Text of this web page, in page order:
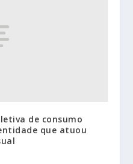
de consumo
que atuou